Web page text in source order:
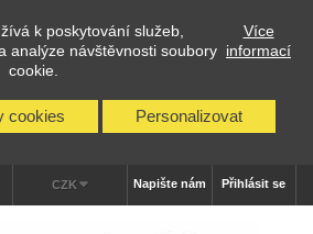
k poskytování služeb,
analýze návštěvnosti soubory
cookie.
Více
informací
cookies Personalizovat
Přihlásit se
Napište nám
CZK